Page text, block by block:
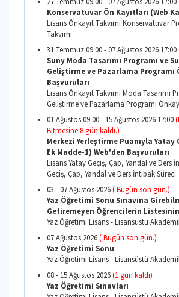
Yaklaşan İşlemler
20 Temmuz 09:00 - 26
II.Öğretim Tezsiz Yüksek
2. Öğretim Lisansüstü
Kayıt Bitimi Sonrasında Boş
Takvimi
27 Temmuz 09:00 - 07
Konservatuvar Ön
Lisans Önkayıt Takvimi
Takvimi
31 Temmuz 09:00 - 07 Ağustos
Suny Moda Tasarımı
Geliştirme ve Pazarlama
Başvuruları
Lisans Önkayıt Takvimi
Geliştirme ve Pazarlama
01 Ağustos 09:00 - 15 Ağustos
Bitmesine 8 gün kaldı.)
Merkezi Yerleştirme